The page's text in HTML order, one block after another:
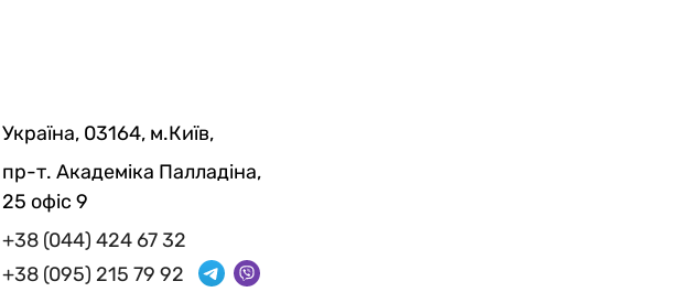
Україна, 03164, м.Київ,
пр-т. Академіка Палладіна,
25 офіс 9
+38 (044) 424 67 32
+38 (095) 215 79 92